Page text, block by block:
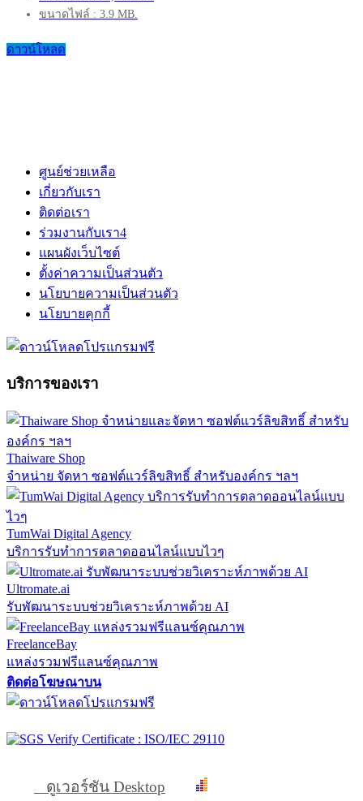
ขนาดไฟล์ : 3.9 MB.
ดาวน์โหลด
ศูนย์ช่วยเหลือ
เกี่ยวกับเรา
ติดต่อเรา
ร่วมงานกับเรา4
แผนผังเว็บไซต์
ตั้งค่าความเป็นส่วนตัว
นโยบายความเป็นส่วนตัว
นโยบายคุกกี้
บริการของเรา
Thaiware Shop
จำหน่าย จัดหา ซอฟต์แวร์ลิขสิทธิ์ สำหรับองค์กร ฯลฯ
TumWai Digital Agency
บริการรับทำการตลาดออนไลน์แบบไวๆ
Ultromate.ai
รับพัฒนาระบบช่วยวิเคราะห์ภาพด้วย AI
FreelanceBay
แหล่งรวมฟรีแลนซ์คุณภาพ
ติดต่อโฆษณาบน
ดูเวอร์ชัน Desktop